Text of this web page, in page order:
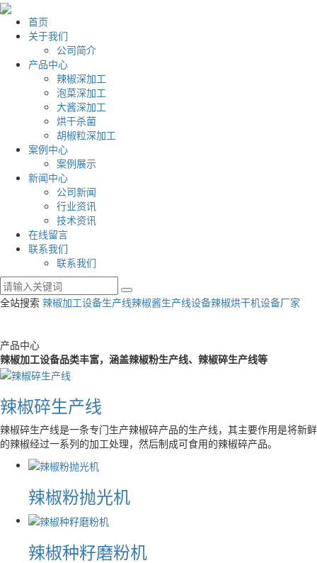
首页
关于我们
公司简介
产品中心
辣椒深加工
泡菜深加工
大酱深加工
烘干杀菌
胡椒粒深加工
案例中心
案例展示
新闻中心
公司新闻
行业资讯
技术资讯
在线留言
联系我们
联系我们
全站搜索 辣椒加工设备生产线辣椒酱生产线设备辣椒烘干机设备厂家
产品中心
辣椒加工设备品类丰富，涵盖辣椒粉生产线、辣椒碎生产线等
辣椒碎生产线
辣椒碎生产线是一条专门生产辣椒碎产品的生产线，其主要作用是将新鲜
的辣椒经过一系列的加工处理，然后制成可食用的辣椒碎产品。
辣椒粉抛光机
辣椒种籽磨粉机